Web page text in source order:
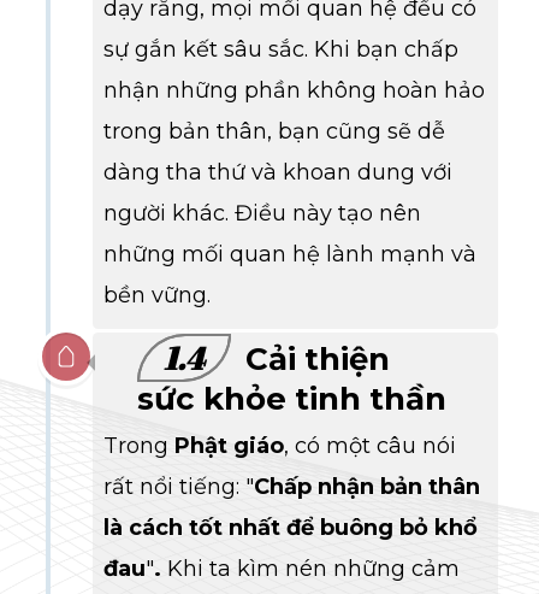
dạy rằng, mọi mối quan hệ đều có
sự gắn kết sâu sắc. Khi bạn chấp
nhận những phần không hoàn hảo
trong bản thân, bạn cũng sẽ dễ
dàng tha thứ và khoan dung với
người khác. Điều này tạo nên
những mối quan hệ lành mạnh và
bền vững.
1.4
Cải thiện
sức khỏe tinh thần
Trong Phật giáo, có một câu nói
rất nổi tiếng: "Chấp nhận bản thân
là cách tốt nhất để buông bỏ khổ
đau". Khi ta kìm nén những cảm